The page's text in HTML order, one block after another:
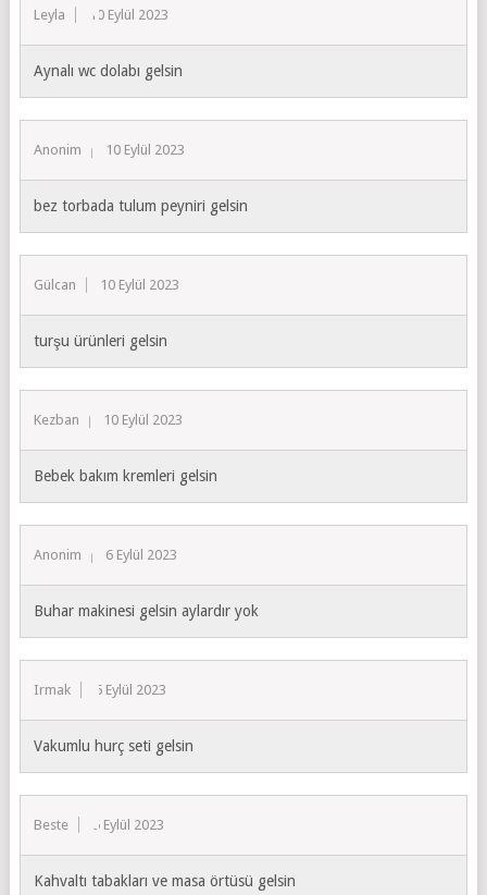
Leyla 10 Eylül 2023
Aynalı wc dolabı gelsin
Anonim 10 Eylül 2023
bez torbada tulum peyniri gelsin
Gülcan 10 Eylül 2023
turşu ürünleri gelsin
Kezban 10 Eylül 2023
Bebek bakım kremleri gelsin
Anonim 6 Eylül 2023
Buhar makinesi gelsin aylardır yok
Irmak 6 Eylül 2023
Vakumlu hurç seti gelsin
Beste 5 Eylül 2023
Kahvaltı tabakları ve masa örtüsü gelsin